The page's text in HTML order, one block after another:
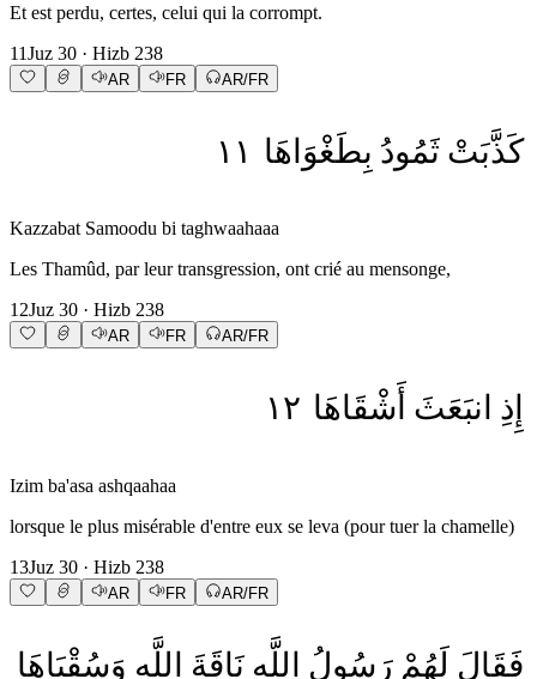
Et est perdu, certes, celui qui la corrompt.
11Juz 30 · Hizb 238
AR FR AR/FR
كَذَّبَتْ ثَمُودُ بِطَغْوَاهَا ١١
Kazzabat Samoodu bi taghwaahaaa
Les Thamûd, par leur transgression, ont crié au mensonge,
12Juz 30 · Hizb 238
AR FR AR/FR
إِذِ انبَعَثَ أَشْقَاهَا ١٢
Izim ba'asa ashqaahaa
lorsque le plus misérable d'entre eux se leva (pour tuer la chamelle)
13Juz 30 · Hizb 238
AR FR AR/FR
فَقَالَ لَهُمْ رَسُولُ اللَّهِ نَاقَةَ اللَّهِ وَسُقْيَاهَا